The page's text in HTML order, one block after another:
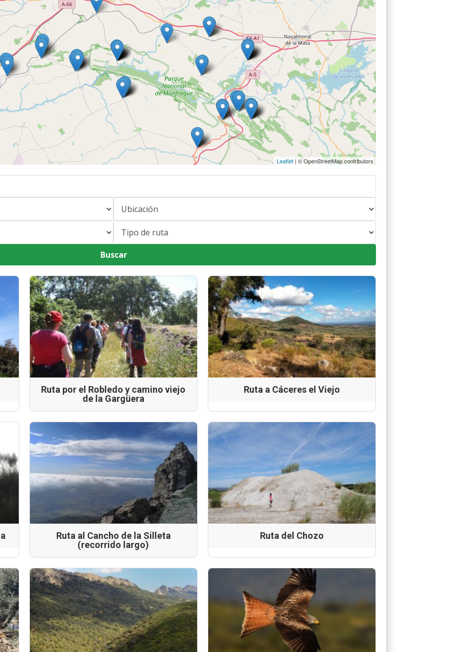
Leaflet| © OpenStreetMap contributors
Buscar
Ruta por el Robledo y camino viejo
de la Gargüera
Ruta a Cáceres el Viejo
Ruta al Cancho de la Silleta
(recorrido largo)
Ruta del Chozo